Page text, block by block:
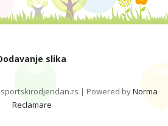
slika
| Powered byNorma
Reclamare